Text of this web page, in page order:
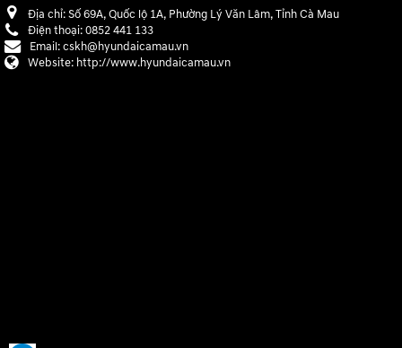
Địa chỉ:Số 69A, Quốc lộ 1A, Phường Lý Văn Lâm, Tỉnh Cà Mau
Điện thoại:0852 441 133
Email:cskh@hyundaicamau.vn
Website: http://www.hyundaicamau.vn